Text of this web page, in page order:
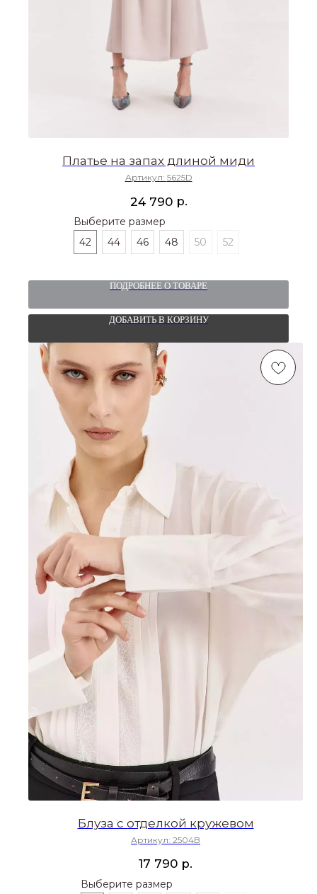
Платье на запах длиной миди
Артикул: 5625D
24 790 р.
Выберите размер
42
44 46 48 50 52
ПОДРОБНЕЕ О ТОВАРЕ
ДОБАВИТЬ В КОРЗИНУ
Блуза с отделкой кружевом
Артикул: 2504B
17 790 р.
Выберите размер